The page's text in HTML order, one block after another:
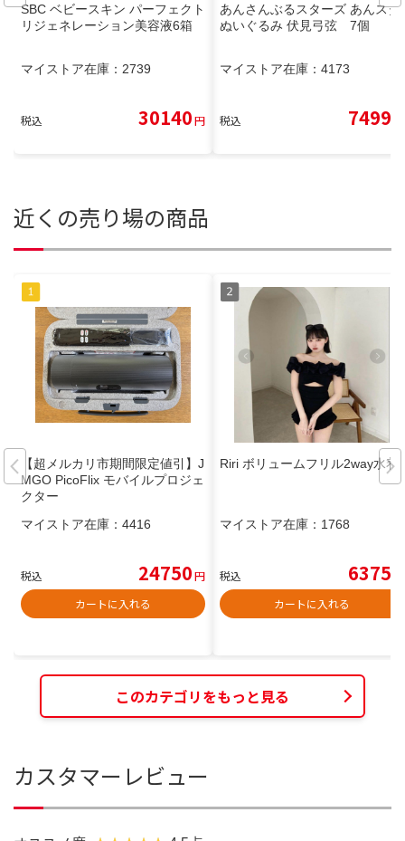
SBC ベビースキン パーフェクト
リジェネレーション美容液6箱
マイストア在庫： 2739
税込 30140円
あんさんぶるスターズ あんスタ
ぬいぐるみ 伏見弓弦 7個
マイストア在庫： 4173
税込 7499
近くの売り場の商品
【超メルカリ市期間限定値引】J
MGO PicoFlix モバイルプロジェ
クター
マイストア在庫： 4416
税込 24750円
カートに入れる
Riri ボリュームフリル2way水着
マイストア在庫： 1768
税込 6375
カートに入れる
このカテゴリをもっと見る
カスタマーレビュー